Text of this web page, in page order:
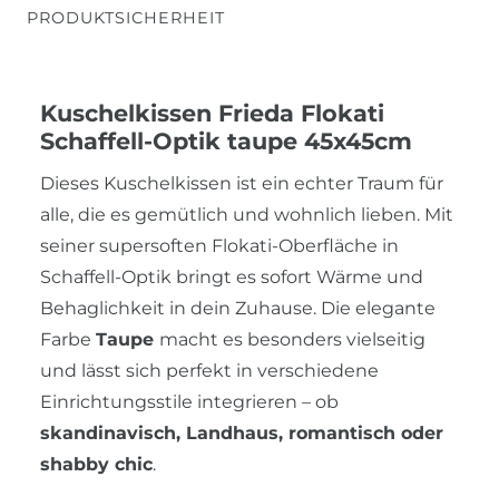
PRODUKTSICHERHEIT
Kuschelkissen Frieda Flokati
Schaffell-Optik taupe 45x45cm
Dieses Kuschelkissen ist ein echter Traum für
alle, die es gemütlich und wohnlich lieben. Mit
seiner supersoften Flokati-Oberfläche in
Schaffell-Optik bringt es sofort Wärme und
Behaglichkeit in dein Zuhause. Die elegante
Farbe Taupe macht es besonders vielseitig
und lässt sich perfekt in verschiedene
Einrichtungsstile integrieren – ob
skandinavisch, Landhaus, romantisch oder
shabby chic.